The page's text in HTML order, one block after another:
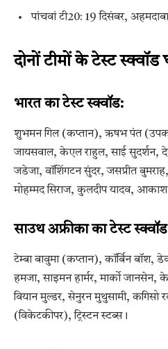
पांचवां टी20: 19 दिसंबर,
दोनों टीमों के टेस्ट स्क्वॉड
भारत का टेस्ट स्क्वॉड:
शुभमन गिल (कप्तान), ऋषभ पंत
जायसवाल, केएल राहुल, साई सुदर्शन,
जडेजा, वॉशिंगटन सुंदर, जसप्रीत
मोहम्मद सिराज, कुलदीप यादव, आकाश
साउथ अफ्रीका का टेस्ट
टेम्बा बावुमा (कप्तान), कॉर्बिन बॉश,
हमजा, साइमन हार्मर, मार्को जानसेन,
वियान मुल्डर, सेनुरन मुथुसामी, कगिसो
(विकेटकीपर), ट्रिस्टन स्टब्स।